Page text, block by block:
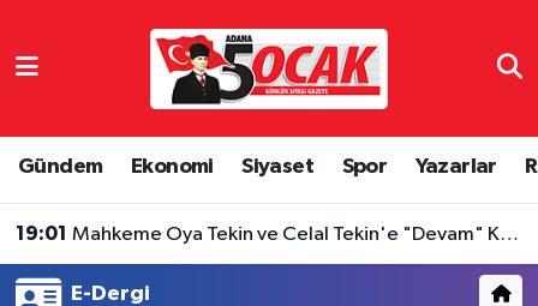
Gündem Ekonomi Siyaset Spor Yazarlar
19:01 Mahkeme Oya Tekin ve Celal Tekin'e "Devam" Kararı Verdi
E-Dergi
Hava Durumu